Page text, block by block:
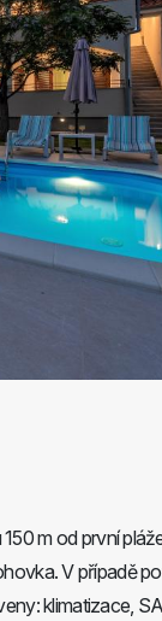
m od první
V případě
klimatizace,